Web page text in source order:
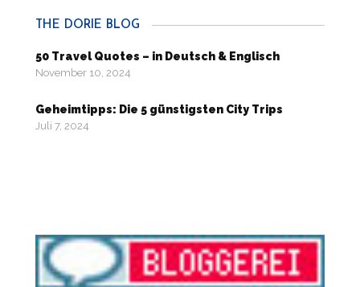
THE DORIE BLOG
50 Travel Quotes – in Deutsch & Englisch
November 10, 2024
Geheimtipps: Die 5 günstigsten City Trips
Juli 7, 2024